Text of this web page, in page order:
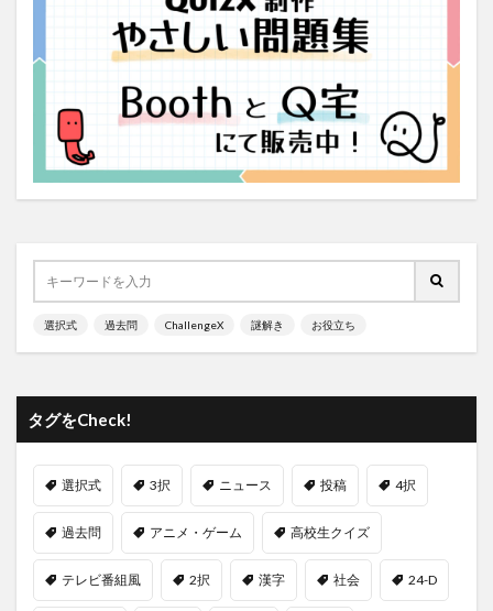
選択式 過去問 ChallengeX 謎解き お役立ち
タグをCheck!
選択式 3択 ニュース 投稿 4択
過去問 アニメ・ゲーム 高校生クイズ
テレビ番組風 2択 漢字 社会 24-D